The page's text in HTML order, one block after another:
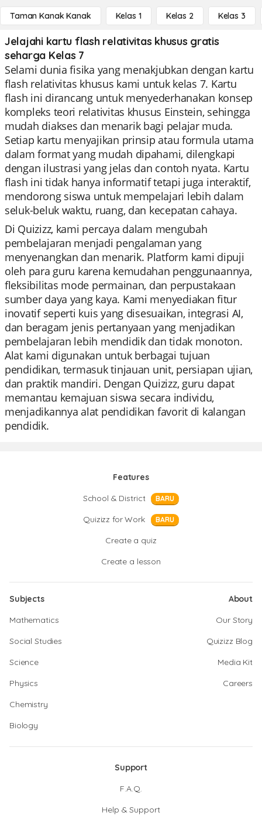
Taman Kanak Kanak Kelas 1 Kelas 2 Kelas 3
Jelajahi kartu flash relativitas khusus gratis
seharga Kelas 7
Selami dunia fisika yang menakjubkan dengan kartu
flash relativitas khusus kami untuk kelas 7. Kartu
flash ini dirancang untuk menyederhanakan konsep
kompleks teori relativitas khusus Einstein, sehingga
mudah diakses dan menarik bagi pelajar muda.
Setiap kartu menyajikan prinsip atau formula utama
dalam format yang mudah dipahami, dilengkapi
dengan ilustrasi yang jelas dan contoh nyata. Kartu
flash ini tidak hanya informatif tetapi juga interaktif,
mendorong siswa untuk mempelajari lebih dalam
seluk-beluk waktu, ruang, dan kecepatan cahaya.
Di Quizizz, kami percaya dalam mengubah
pembelajaran menjadi pengalaman yang
menyenangkan dan menarik. Platform kami dipuji
oleh para guru karena kemudahan penggunaannya,
fleksibilitas mode permainan, dan perpustakaan
sumber daya yang kaya. Kami menyediakan fitur
inovatif seperti kuis yang disesuaikan, integrasi AI,
dan beragam jenis pertanyaan yang menjadikan
pembelajaran lebih mendidik dan tidak monoton.
Alat kami digunakan untuk berbagai tujuan
pendidikan, termasuk tinjauan unit, persiapan ujian,
dan praktik mandiri. Dengan Quizizz, guru dapat
memantau kemajuan siswa secara individu,
menjadikannya alat pendidikan favorit di kalangan
pendidik.
Features
School & District
BARU
Quizizz for Work BARU
Create a quiz
Create a lesson
Subjects
Mathematics
Social Studies
Science
Physics
Chemistry
Biology
About
Our Story
Quizizz Blog
Media Kit
Careers
Support
F.A.Q.
Help & Support